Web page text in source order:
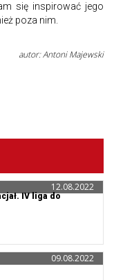
się inspirować jego
poza nim.
autor: Antoni Majewski
IV liga do
12.08.2022
09.08.2022